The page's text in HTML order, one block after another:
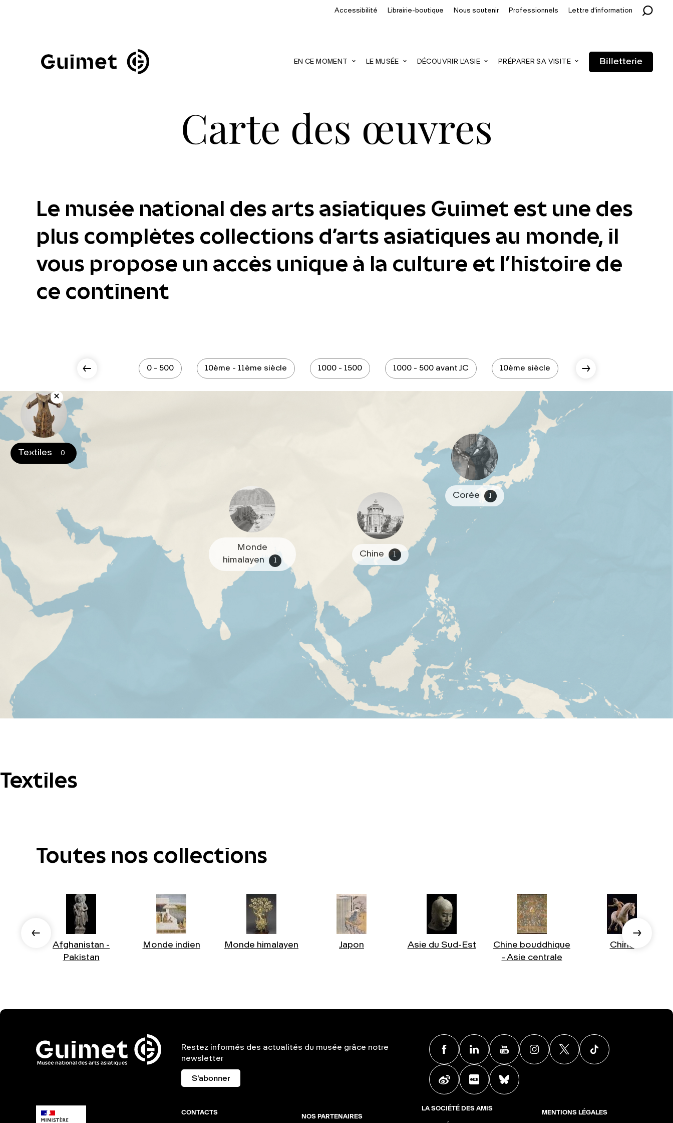
EN CE MOMENT LE MUSÉE DÉCOUVRIR L'ASIE PRÉPARER SA VISITE Billetterie
Accessibilité Librairie-boutique Nous soutenir Professionnels Lettre d'information
Carte des œuvres
Le musée national des arts asiatiques Guimet est une des
plus complètes collections d'arts asiatiques au monde, il
vous propose un accès unique à la culture et l’histoire de
ce continent
0 - 500 10ème - 11ème siècle 1000 - 1500 1000 - 500 avant JC 10ème siècle 10ème siècle - époque
Chine 1
Corée
Monde
himalayen
Textiles 0
Textiles
Toutes nos collections
Afghanistan -
Pakistan
Monde indien Monde himalayen Japon Asie du Sud-Est
Chine bouddhique
- Asie centrale
Chine
Restez informés des actualités du musée grâce notre
newsletter
S'abonner
FacebookLinkedin Youtube Instagram
Weibo Xiaohongshu
CONTACTS
NOS PARTENAIRES
LA SOCIÉTÉ DES AMIS
MENTIONS LÉGALES